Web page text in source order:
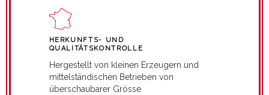
HERKUNFTS- UND
QUALITÄTSKONTROLLE
Hergestellt von kleinen Erzeugern und
mittelständischen Betrieben von
überschaubarer Grösse